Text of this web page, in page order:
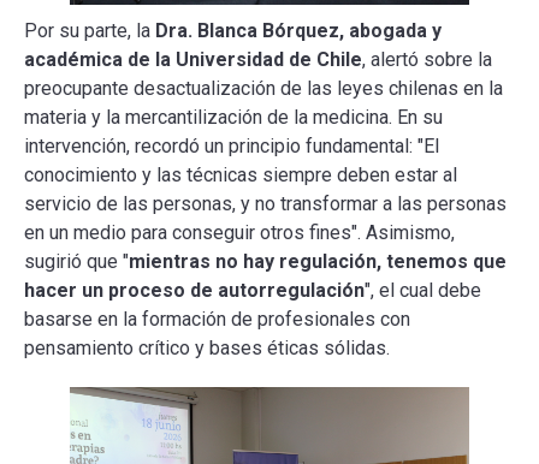
Por su parte, la Dra. Blanca Bórquez, abogada y
académica de la Universidad de Chile, alertó sobre la
preocupante desactualización de las leyes chilenas en la
materia y la mercantilización de la medicina. En su
intervención, recordó un principio fundamental: "El
conocimiento y las técnicas siempre deben estar al
servicio de las personas, y no transformar a las personas
en un medio para conseguir otros fines". Asimismo,
sugirió que "mientras no hay regulación, tenemos que
hacer un proceso de autorregulación", el cual debe
basarse en la formación de profesionales con
pensamiento crítico y bases éticas sólidas.